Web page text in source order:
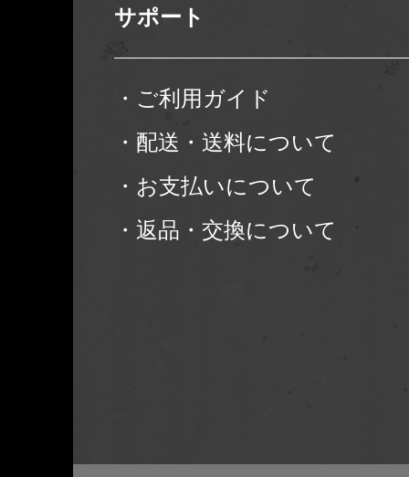
サポート
・ご利用ガイド
・配送・送料について
・お支払いについて
・返品・交換について